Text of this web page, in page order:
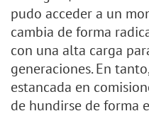
pudo acceder a un
cambia de forma
con una alta carga
generaciones. En
estancada en
de hundirse de forma